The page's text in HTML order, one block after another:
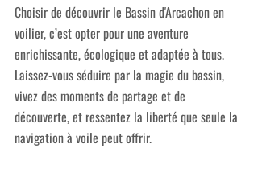
Choisir de découvrir le Bassin d'Arcachon en
voilier, c’est opter pour une aventure
enrichissante, écologique et adaptée à tous.
Laissez-vous séduire par la magie du bassin,
vivez des moments de partage et de
découverte, et ressentez la liberté que seule la
navigation à voile peut offrir.